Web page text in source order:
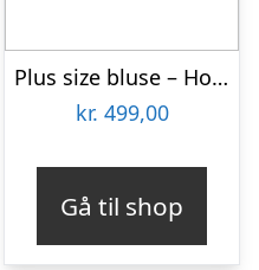
Plus size bluse – Hoshi Black
kr. 499,00
Gå til shop